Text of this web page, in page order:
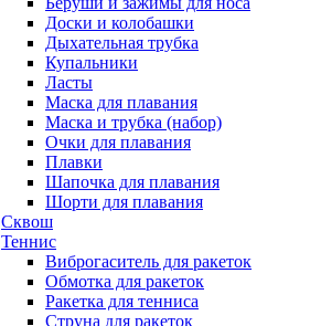
Доски и колобашки
Дыхательная трубка
Купальники
Ласты
Маска для плавания
Маска и трубка (набор)
Очки для плавания
Плавки
Шапочка для плавания
Шорти для плавания
Сквош
Теннис
Виброгаситель для ракеток
Обмотка для ракеток
Ракетка для тенниса
Струна для ракеток